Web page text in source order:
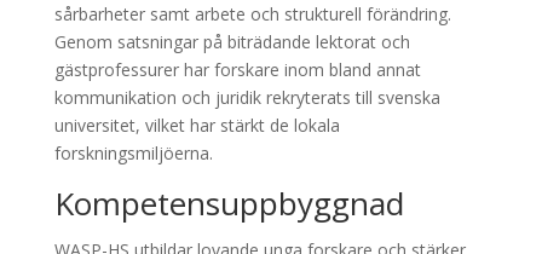
sårbarheter samt arbete och strukturell förändring.
Genom satsningar på biträdande lektorat och
gästprofessurer har forskare inom bland annat
kommunikation och juridik rekryterats till svenska
universitet, vilket har stärkt de lokala
forskningsmiljöerna.
Kompetensuppbyggnad